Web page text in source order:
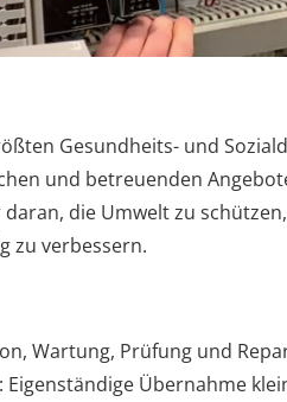
Gesundheits- und
und betreuenden
die Umwelt zu
zu verbessern.
Wartung, Prüfung und
Übernahme